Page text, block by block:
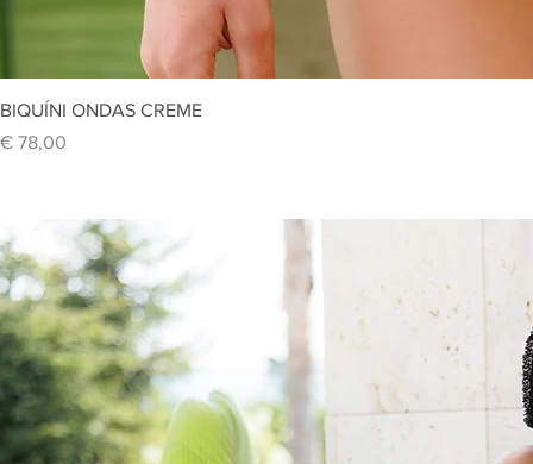
BIQUÍNI ONDAS CREME
Preço
€ 78,00